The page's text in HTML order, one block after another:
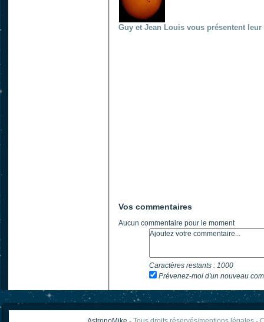
Guy et Jean Louis vous présentent leur
Vos commentaires
Aucun commentaire pour le moment
Caractères restants : 1000
Prévenez-moi d'un nouveau